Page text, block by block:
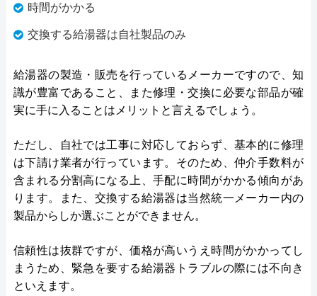
時間がかかる
交換する給湯器は自社製品のみ
給湯器の製造・販売を行っているメーカーですので、知
識が豊富であること、また修理・交換に必要な部品が確
実に手に入ることはメリットと言えるでしょう。
ただし、自社では工事に対応しておらず、基本的に修理
は下請け業者が行っています。そのため、仲介手数料が
含まれる分割高になる上、手配に時間がかかる傾向があ
ります。また、交換する給湯器は当然統一メーカー内の
製品からしか選ぶことができません。
信頼性は抜群ですが、価格が高いうえ時間がかかってし
まうため、緊急を要する給湯器トラブルの際には不向き
といえます。